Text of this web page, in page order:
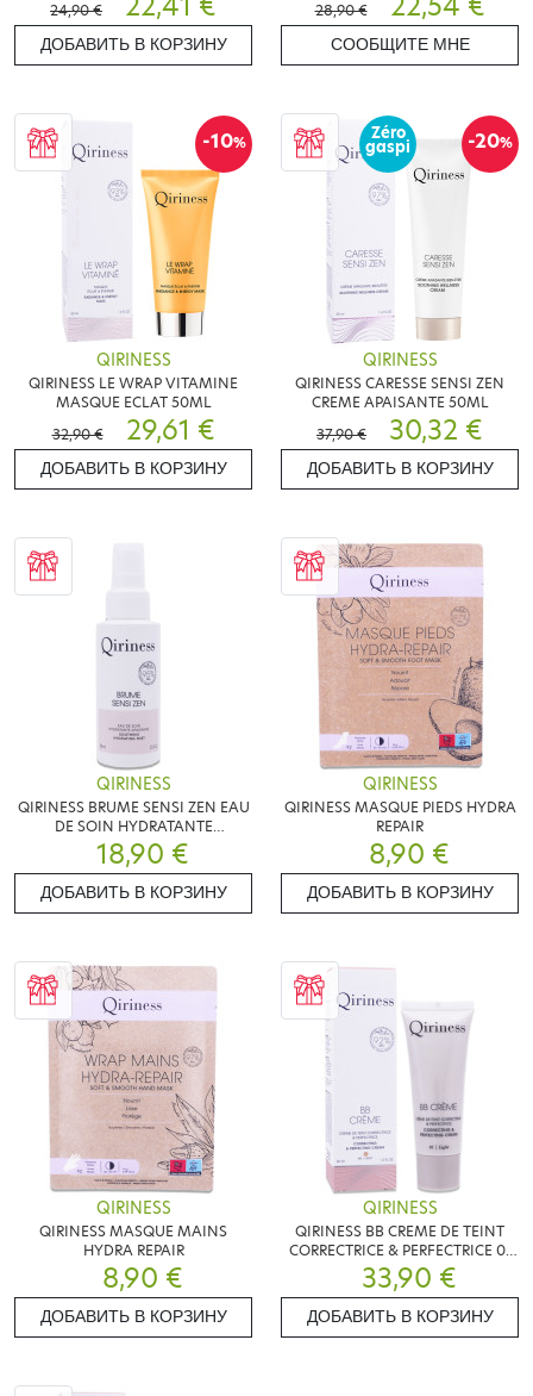
24,90 €
ДОБАВИТЬ В КОРЗИНУ
28,90 €
СООБЩИТЕ МНЕ
-10%
QIRINESS
QIRINESS LE WRAP VITAMINE
MASQUE ECLAT 50ML
32,90 €
29,61 €
ДОБАВИТЬ В КОРЗИНУ
-20%
Zéro
gaspi
QIRINESS
QIRINESS CARESSE SENSI ZEN
CREME APAISANTE 50ML
37,90 €
30,32 €
ДОБАВИТЬ В КОРЗИНУ
QIRINESS
QIRINESS BRUME SENSI ZEN EAU
DE SOIN HYDRATANTE
APAISANTE 100ML
18,90 €
ДОБАВИТЬ В КОРЗИНУ
QIRINESS
QIRINESS MASQUE PIEDS HYDRA
REPAIR
8,90 €
ДОБАВИТЬ В КОРЗИНУ
QIRINESS
QIRINESS MASQUE MAINS
HYDRA REPAIR
8,90 €
ДОБАВИТЬ В КОРЗИНУ
QIRINESS
QIRINESS BB CREME DE TEINT
CORRECTRICE & PERFECTRICE 01
LIGHT 40ML
33,90 €
ДОБАВИТЬ В КОРЗИНУ